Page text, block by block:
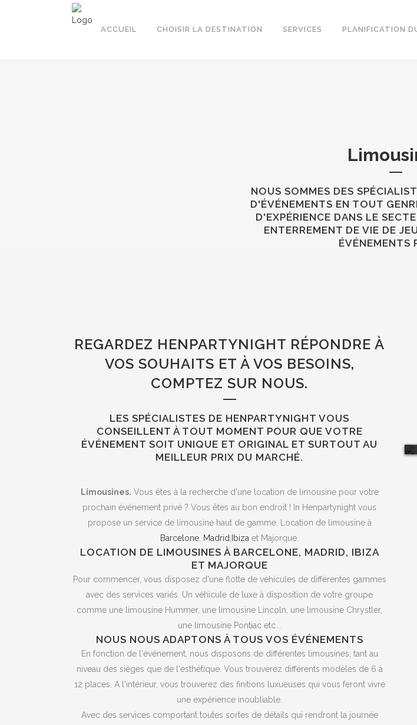
ACCUEIL CHOISIR LA DESTINATION SERVICES PLANIFICATION
NOUS SOMMES DES
D'ÉVÉNEMENTS EN TOUT
D'EXPÉRIENCE DANS LE
ENTERREMENT DE VIE DE
ÉVÉNEMENTS
REGARDEZ HENPARTYNIGHT RÉPONDRE À
VOS SOUHAITS ET À VOS BESOINS,
COMPTEZ SUR NOUS.
LES SPÉCIALISTES DE HENPARTYNIGHT VOUS
CONSEILLENT À TOUT MOMENT POUR QUE VOTRE
ÉVÉNEMENT SOIT UNIQUE ET ORIGINAL ET SURTOUT AU
MEILLEUR PRIX DU MARCHÉ.
Limousines. Vous êtes à la recherche d'une location de limousine pour votre
prochain événement privé ? Vous êtes au bon endroit ! In Henpartynight vous
propose un service de limousine haut de gamme. Location de limousine à
Barcelone Madrid Ibiza et Majorque.
LOCATION DE LIMOUSINES À BARCELONE, MADRID, IBIZA
ET MAJORQUE
Pour commencer, vous disposez d'une flotte de véhicules de différentes gammes
avec des services variés. Un véhicule de luxe à disposition de votre groupe
comme une limousine Hummer, une limousine Lincoln, une limousine Chrystler,
une limousine Pontiac etc...
NOUS NOUS ADAPTONS À TOUS VOS ÉVÉNEMENTS
En fonction de l'événement, nous disposons de différentes limousines, tant au
niveau des sièges que de l'esthétique. Vous trouverez différents modèles de 6 à
12 places. A l'intérieur, vous trouverez des finitions luxueuses qui vous feront vivre
une expérience inoubliable.
Avec des services comportant toutes sortes de détails qui rendront la journée